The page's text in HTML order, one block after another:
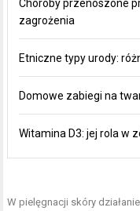
Choroby przenoszone
zagrożenia
Etniczne typy urody:
Domowe zabiegi na
Witamina D3: jej rola w
W pielęgnacji skóry